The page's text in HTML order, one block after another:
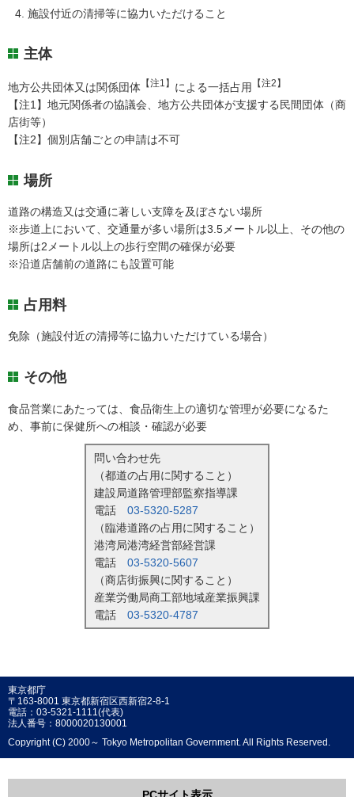
施設付近の清掃等に協力いただけること
主体
地方公共団体又は関係団体 【注1】 による一括占用 【注2】
【注1】地元関係者の協議会、地方公共団体が支援する民間団体（商
店街等）
【注2】個別店舗ごとの申請は不可
場所
道路の構造又は交通に著しい支障を及ぼさない場所
※歩道上において、交通量が多い場所は3.5メートル以上、その他の
場所は2メートル以上の歩行空間の確保が必要
※沿道店舗前の道路にも設置可能
占用料
免除（施設付近の清掃等に協力いただけている場合）
その他
食品営業にあたっては、食品衛生上の適切な管理が必要になるた
め、事前に保健所への相談・確認が必要
問い合わせ先
（都道の占用に関すること）
建設局道路管理部監察指導課
電話 03-5320-5287
（臨港道路の占用に関すること）
港湾局港湾経営部経営課
電話 03-5320-5607
（商店街振興に関すること）
産業労働局商工部地域産業振興課
電話 03-5320-4787
東京都庁
〒163-8001 東京都新宿区西新宿2-8-1
電話：03-5321-1111(代表)
法人番号：8000020130001
Copyright (C) 2000～ Tokyo Metropolitan Government. All Rights Reserved.